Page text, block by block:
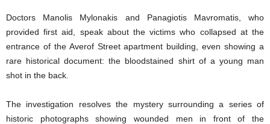
Doctors Manolis Mylonakis and Panagiotis Mavromatis, who
provided first aid, speak about the victims who collapsed at the
entrance of the Averof Street apartment building, even showing a
rare historical document: the bloodstained shirt of a young man
shot in the back.
The investigation resolves the mystery surrounding a series of
historic photographs showing wounded men in front of the